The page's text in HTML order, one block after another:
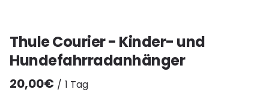
Thule Courier - Kinder- und
Hundefahrradanhänger
/